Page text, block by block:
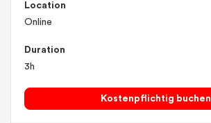
Location
Online
Duration
3h
Kostenpflichtig buchen